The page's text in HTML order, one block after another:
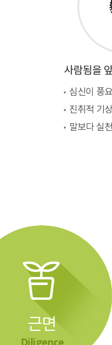
사람됨을
심신이 풍
진취적 기
말보다 실
근면
Diligence